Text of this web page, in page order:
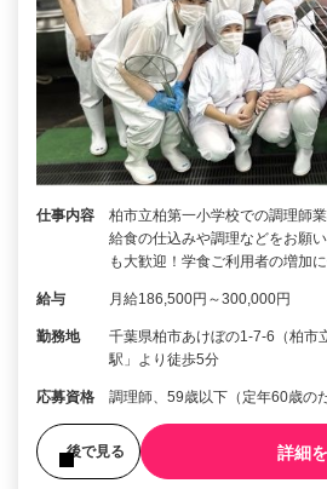
仕事内容
柏市立柏第一小学校での調理師
給食の仕込みや調理などをお願
も大歓迎！学食ご利用者の増加
給与 月給186,500円～300,000円
勤務地
千葉県柏市あけぼの1-7-6（柏
駅」より徒歩5分
応募資格 調理師、59歳以下（定年60歳
後で見る 詳細